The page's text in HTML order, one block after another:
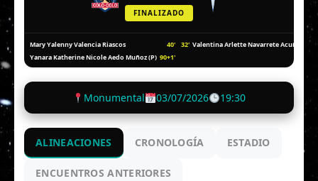
FINALIZADO
Mary Yalenny Valencia Riascos
40'
Yanara Katherine Nicole Aedo Muñoz (P) 90+1'
32' Valentina Arlette Navarrete Acuña (P)
Monumental 03/07/2026 19:30
ALINEACIONES CRONOLOGÍA ESTADIO
ENCUENTROS ANTERIORES